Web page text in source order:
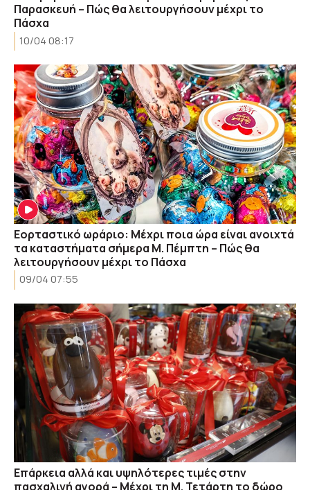
Παρασκευή – Πώς θα λειτουργήσουν μέχρι το
Πάσχα
10/04 08:17
Εορταστικό ωράριο: Μέχρι ποια ώρα είναι ανοιχτά
τα καταστήματα σήμερα Μ. Πέμπτη – Πώς θα
λειτουργήσουν μέχρι το Πάσχα
09/04 07:55
Επάρκεια αλλά και υψηλότερες τιμές στην
πασχαλινή αγορά – Μέχρι τη Μ. Τετάρτη το δώρο